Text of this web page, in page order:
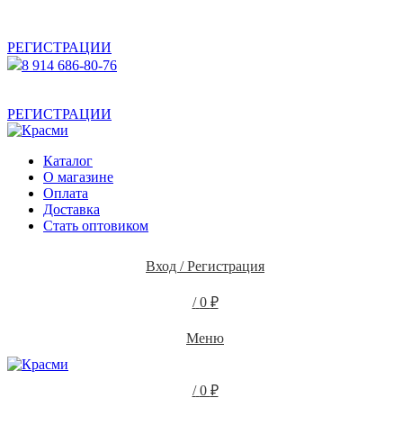
РЕГИСТРАЦИИ
8 914 686-80-76
РЕГИСТРАЦИИ
Каталог
О магазине
Оплата
Доставка
Стать оптовиком
Вход / Регистрация
/ 0 ₽
Меню
/ 0 ₽